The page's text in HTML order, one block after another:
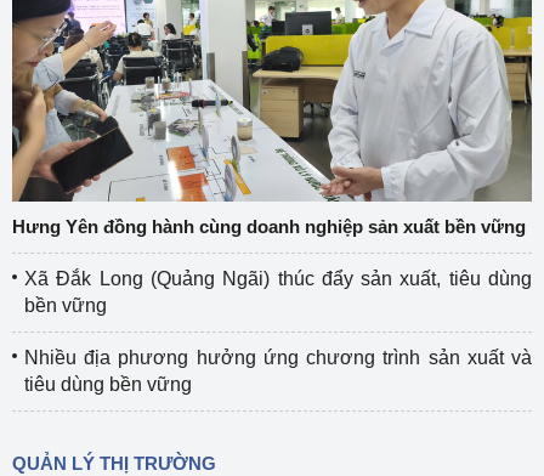
Hưng Yên đồng hành cùng doanh nghiệp sản xuất bền vững
Xã Đắk Long (Quảng Ngãi) thúc đẩy sản xuất, tiêu dùng
bền vững
Nhiều địa phương hưởng ứng chương trình sản xuất và
tiêu dùng bền vững
QUẢN LÝ THỊ TRƯỜNG